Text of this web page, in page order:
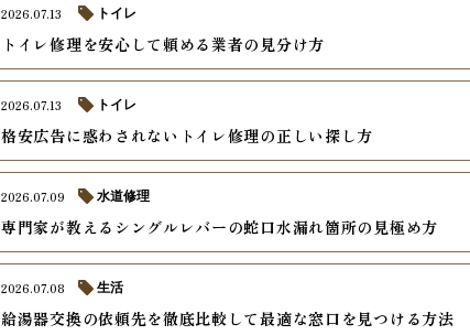
トイレ修理を安心して頼める業者の見分け方
2026.07.13 トイレ
格安広告に惑わされないトイレ修理の正しい探し方
2026.07.13 トイレ
専門家が教えるシングルレバーの蛇口水漏れ箇所の見極め方
2026.07.09 水道修理
給湯器交換の依頼先を徹底比較して最適な窓口を見つける方法
2026.07.08 生活